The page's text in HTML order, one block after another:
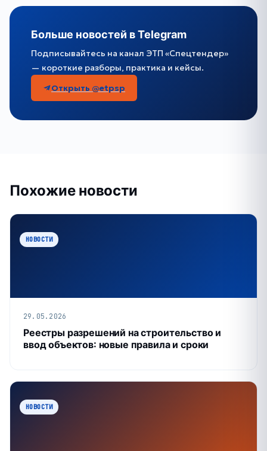
Больше новостей в Telegram
Подписывайтесь на канал ЭТП «Спецтендер»
— короткие разборы, практика и кейсы.
Открыть @etpsp
Похожие новости
НОВОСТИ
29.05.2026
Реестры разрешений на строительство и
ввод объектов: новые правила и сроки
НОВОСТИ